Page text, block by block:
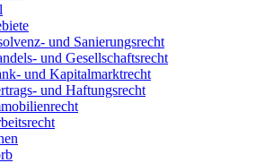
und Sanierungsrecht
und Gesellschaftsrecht
und Kapitalmarktrecht
und Haftungsrecht